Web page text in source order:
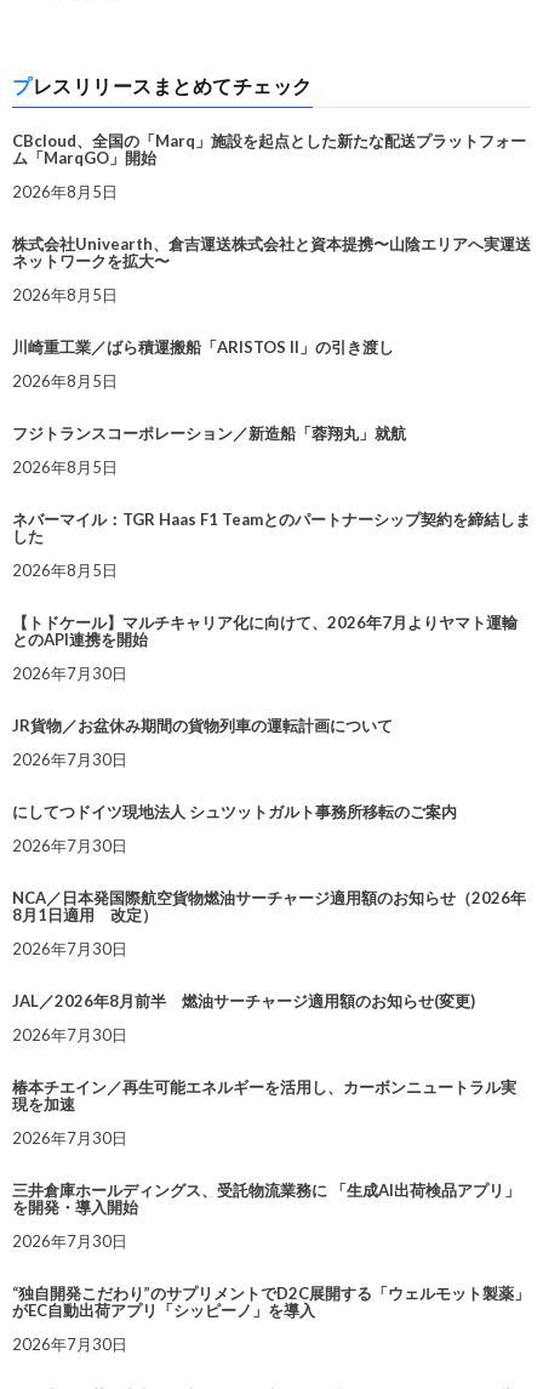
プレスリリースまとめてチェック
CBcloud、全国の「Marq」施設を起点とした新たな配送プラットフォー
ム「MarqGO」開始
2026年8月5日
株式会社Univearth、倉吉運送株式会社と資本提携〜山陰エリアへ実運送
ネットワークを拡大〜
2026年8月5日
川崎重工業／ばら積運搬船「ARISTOS II」の引き渡し
2026年8月5日
フジトランスコーポレーション／新造船「蓉翔丸」就航
2026年8月5日
ネバーマイル：TGR Haas F1 Teamとのパートナーシップ契約を締結しま
した
2026年8月5日
【トドケール】マルチキャリア化に向けて、2026年7月よりヤマト運輸
とのAPI連携を開始
2026年7月30日
JR貨物／お盆休み期間の貨物列車の運転計画について
2026年7月30日
にしてつドイツ現地法人 シュツットガルト事務所移転のご案内
2026年7月30日
NCA／日本発国際航空貨物燃油サーチャージ適用額のお知らせ（2026年
8月1日適用 改定）
2026年7月30日
JAL／2026年8月前半 燃油サーチャージ適用額のお知らせ(変更)
2026年7月30日
椿本チエイン／再生可能エネルギーを活用し、カーボンニュートラル実
現を加速
2026年7月30日
三井倉庫ホールディングス、受託物流業務に 「生成AI出荷検品アプリ」
を開発・導入開始
2026年7月30日
“独自開発こだわり”のサプリメントでD2C展開する「ウェルモット製薬」
がEC自動出荷アプリ「シッピーノ」を導入
2026年7月30日